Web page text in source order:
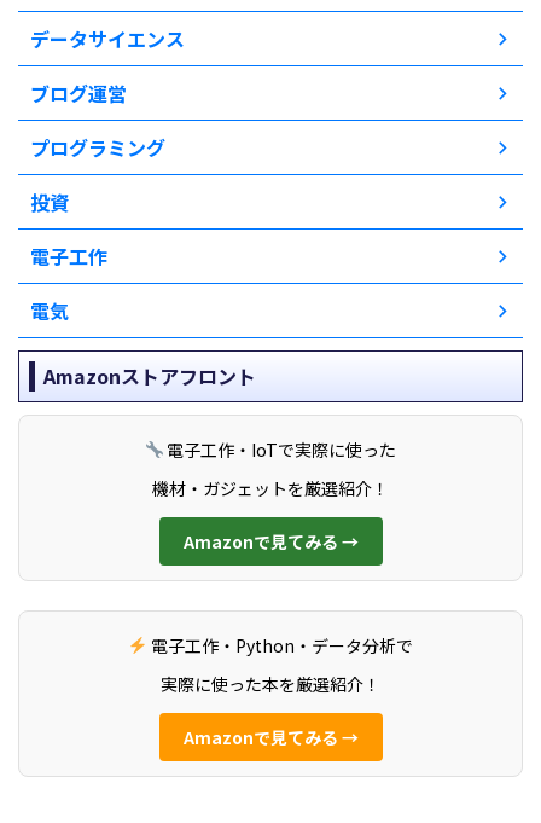
データサイエンス
ブログ運営
プログラミング
投資
電子工作
電気
Amazonストアフロント
電子工作・IoTで実際に使った
機材・ガジェットを厳選紹介！
Amazonで見てみる →
電子工作・Python・データ分析で
実際に使った本を厳選紹介！
Amazonで見てみる →